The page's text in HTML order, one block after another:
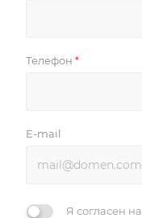
Телефон *
E-mail
Я согласен на